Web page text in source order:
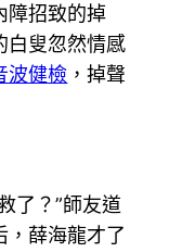
障招致的掉
白叟忽然情感
波健檢 ，掉聲
？”師友道
，薛海龍才了